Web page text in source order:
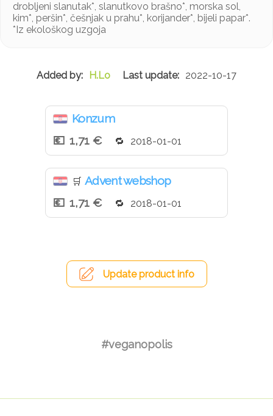
drobljeni slanutak*, slanutkovo brašno*, morska sol,
kim*, peršin*, češnjak u prahu*, korijander*, bijeli papar*.
*Iz ekološkog uzgoja
H.Lo 2022-10-17
Konzum
1,71 €
2018-01-01
🛒 Advent webshop
1,71 €
2018-01-01
Update product info
#veganopolis